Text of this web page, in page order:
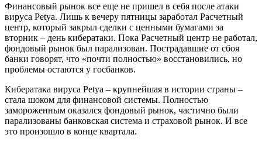
Финансовый рынок все еще не пришел в себя после атаки
вируса Petya. Лишь к вечеру пятницы заработал Расчетный
центр, который закрыл сделки с ценными бумагами за
вторник – день кибератаки. Пока Расчетный центр не работал,
фондовый рынок был парализован. Пострадавшие от сбоя
банки говорят, что «почти полностью» восстановились, но
проблемы остаются у госбанков.
Кибератака вируса Petya – крупнейшая в истории страны –
стала шоком для финансовой системы. Полностью
замороженным оказался фондовый рынок, частично были
парализованы банковская система и страховой рынок. И все
это произошло в конце квартала.